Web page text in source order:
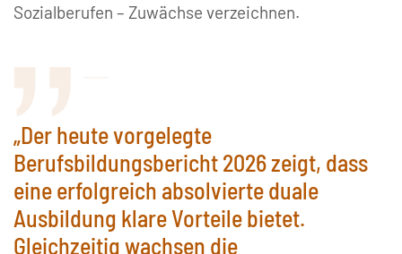
Sozialberufen – Zuwächse verzeichnen.
„Der heute vorgelegte
Berufsbildungsbericht 2026 zeigt, dass
eine erfolgreich absolvierte duale
Ausbildung klare Vorteile bietet.
Gleichzeitig wachsen die